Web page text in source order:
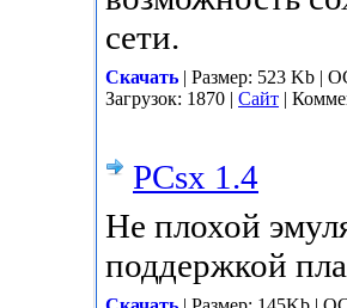
сети.
Скачать | Размер: 523 Kb |
Загрузок: 1870 | Сайт |
PCsx 1.4
Не плохой
поддержкой